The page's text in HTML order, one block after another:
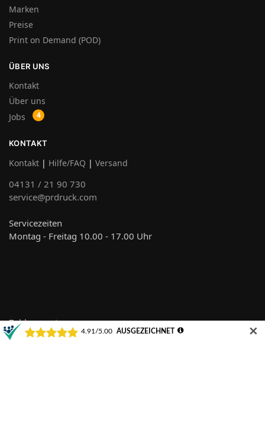
Marken
Preise
Print on Demand (POD)
ÜBER UNS
Kontakt
Über uns
Jobs
KONTAKT
Kontakt | Hilfe/FAQ | Versand
04131 / 21 90 730
service@prdruck.com
Servicezeiten
Montag - Freitag 10.00 - 17.00 Uhr
Zahlungsarten
✕